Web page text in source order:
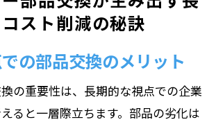
スト削減の秘訣
の部品交換のメリット
の重要性は、長期的な視点での企業
ると一層際立ちます。部品の劣化は